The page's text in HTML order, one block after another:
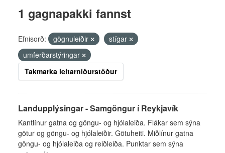
1 gagnapakki fannst
Efnisorð: gögnuleiðir
stígar
umferðarstýringar
Takmarka leitarniðurstöður
Landupplýsingar - Samgöngur í Reykjavík
Kantlínur gatna og göngu- og hjólaleiða. Flákar sem sýna
götur og göngu- og hjólaleiðir. Götuheiti. Miðlínur gatna
göngu- og hjólaleiða og reiðleiða. Punktar sem sýna